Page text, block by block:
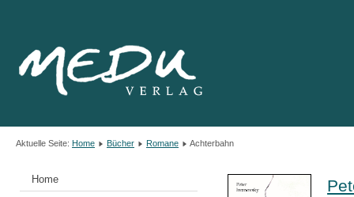
Aktuelle Seite: Home Bücher Romane Achterbahn
Home